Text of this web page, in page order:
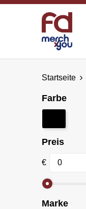
Startseite
Farbe
Preis
€
Marke